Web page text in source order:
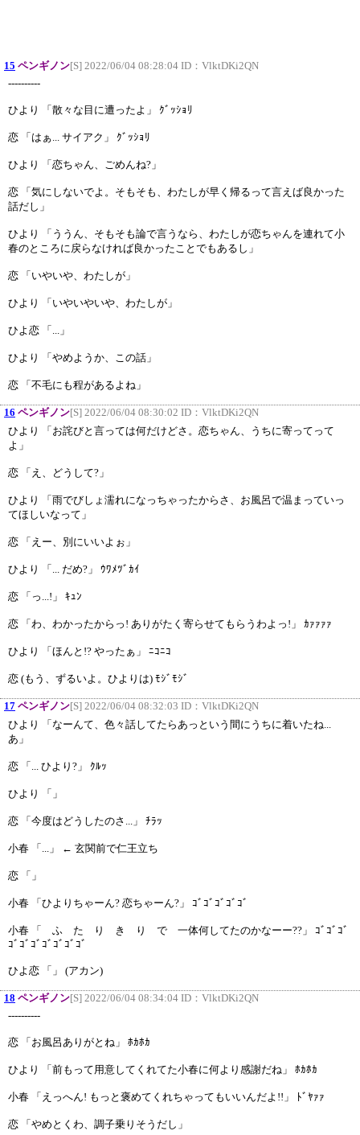
15 ペンギノン[S] 2022/06/04 08:28:04 ID： VlktDKi2QN
----------
ひより 「散々な目に遭ったよ」 ｸﾞｯｼｮﾘ
恋 「はぁ... サイアク」 ｸﾞｯｼｮﾘ
ひより 「恋ちゃん、ごめんね?」
恋 「気にしないでよ。そもそも、わたしが早く帰るって言えば良かった
話だし」
ひより 「ううん、そもそも論で言うなら、わたしが恋ちゃんを連れて小
春のところに戻らなければ良かったことでもあるし」
恋 「いやいや、わたしが」
ひより 「いやいやいや、わたしが」
ひよ恋 「...」
ひより 「やめようか、この話」
恋 「不毛にも程があるよね」
16 ペンギノン[S] 2022/06/04 08:30:02 ID： VlktDKi2QN
ひより 「お詫びと言っては何だけどさ。恋ちゃん、うちに寄ってって
よ」
恋 「え、どうして?」
ひより 「雨でびしょ濡れになっちゃったからさ、お風呂で温まっていっ
てほしいなって」
恋 「えー、別にいいよぉ」
ひより 「... だめ?」 ｳﾜﾒﾂﾞｶｲ
恋 「っ...!」 ｷｭﾝ
恋 「わ、わかったからっ! ありがたく寄らせてもらうわよっ!」 ｶｧｧｧｧ
ひより 「ほんと!? やったぁ」 ﾆｺﾆｺ
恋 (もう、ずるいよ。ひよりは) ﾓｼﾞﾓｼﾞ
17 ペンギノン[S] 2022/06/04 08:32:03 ID： VlktDKi2QN
ひより 「なーんて、色々話してたらあっという間にうちに着いたね...
あ」
恋 「... ひより?」 ｸﾙｯ
ひより 「」
恋 「今度はどうしたのさ...」 ﾁﾗｯ
小春 「...」 ← 玄関前で仁王立ち
恋 「」
小春 「ひよりちゃーん? 恋ちゃーん?」 ｺﾞｺﾞｺﾞｺﾞｺﾞ
小春 「 ふ た り き り で 一体何してたのかなーー??」 ｺﾞｺﾞｺﾞ
ｺﾞｺﾞｺﾞｺﾞｺﾞｺﾞｺﾞ
ひよ恋 「」 (アカン)
18 ペンギノン[S] 2022/06/04 08:34:04 ID： VlktDKi2QN
----------
恋 「お風呂ありがとね」 ﾎｶﾎｶ
ひより 「前もって用意してくれてた小春に何より感謝だね」 ﾎｶﾎｶ
小春 「えっへん! もっと褒めてくれちゃってもいいんだよ!!」 ﾄﾞﾔｧｧ
恋 「やめとくわ、調子乗りそうだし」